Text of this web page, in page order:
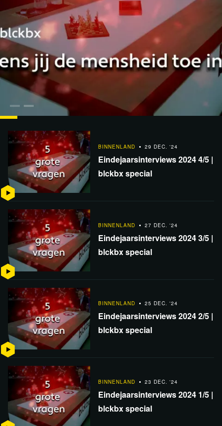
Eindejaarsinterviews 2024 5/5 | blckbx special
BINNENLAND 29 DEC. '24
Eindejaarsinterviews 2024 4/5 |
blckbx special
BINNENLAND 27 DEC. '24
Eindejaarsinterviews 2024 3/5 |
blckbx special
BINNENLAND 25 DEC. '24
Eindejaarsinterviews 2024 2/5 |
blckbx special
BINNENLAND 23 DEC. '24
Eindejaarsinterviews 2024 1/5 |
blckbx special